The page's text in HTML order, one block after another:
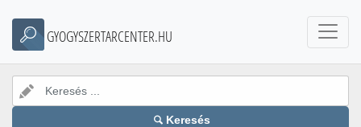
GYOGYSZERTARCENTER.HU
Keresés